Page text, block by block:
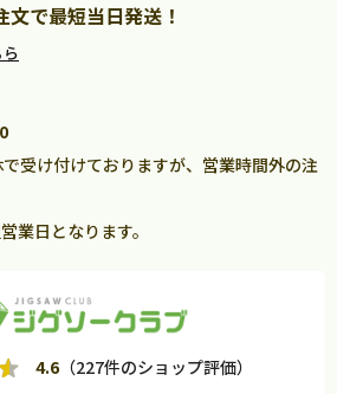
で最短当日発送！
受け付けておりますが、営業時間外の注
業日となります。
4.6 （227件のショップ評価）